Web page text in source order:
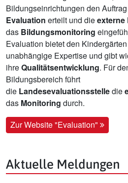
Bildungseinrichtungen den
Evaluation erteilt und dieexterne
das Bildungsmonitoring
Evaluation bietet den
unabhängige Expertise und gibt
ihreQualitätsentwicklung. Für
Bildungsbereich führt
die Landesevaluationsstelledie
das Monitoring durch.
Zur Website "Evaluation"
Aktuelle Meldungen